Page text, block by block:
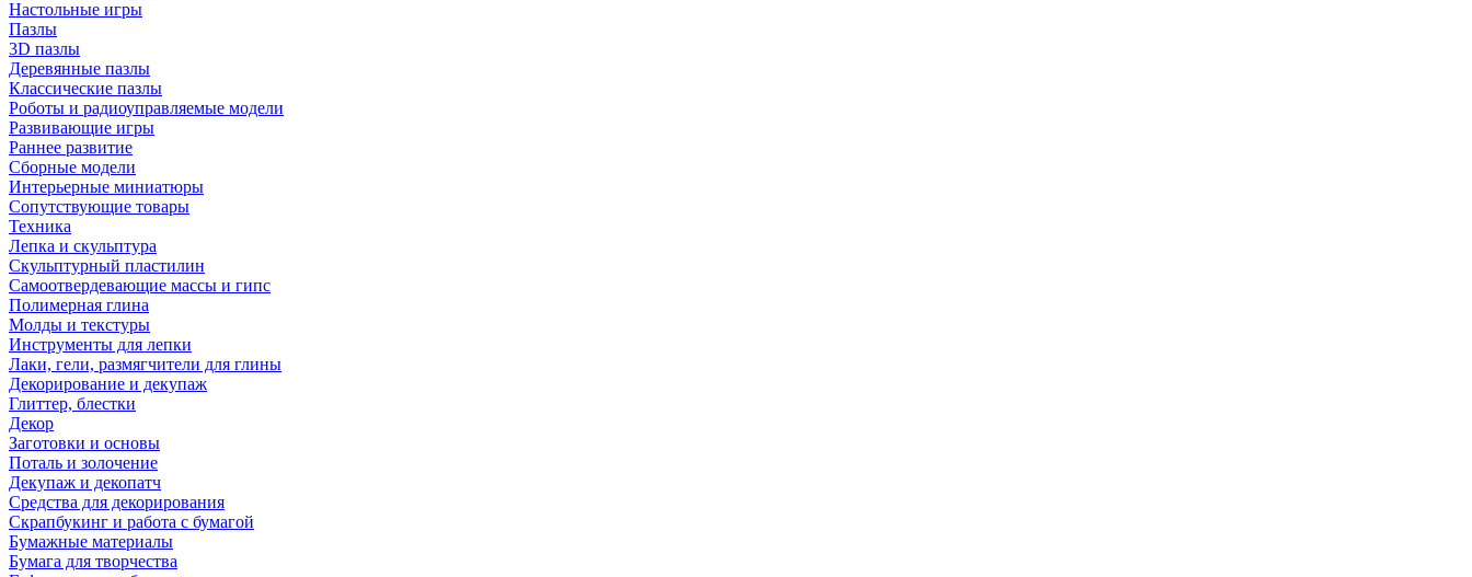
Настольные игры
Пазлы
3D пазлы
Деревянные пазлы
Классические пазлы
Роботы и радиоуправляемые модели
Развивающие игры
Раннее развитие
Сборные модели
Интерьерные миниатюры
Сопутствующие товары
Техника
Лепка и скульптура
Скульптурный пластилин
Самоотвердевающие массы и гипс
Полимерная глина
Молды и текстуры
Инструменты для лепки
Лаки, гели, размягчители для глины
Декорирование и декупаж
Глиттер, блестки
Декор
Заготовки и основы
Поталь и золочение
Декупаж и декопатч
Средства для декорирования
Скрапбукинг и работа с бумагой
Бумажные материалы
Бумага для творчества